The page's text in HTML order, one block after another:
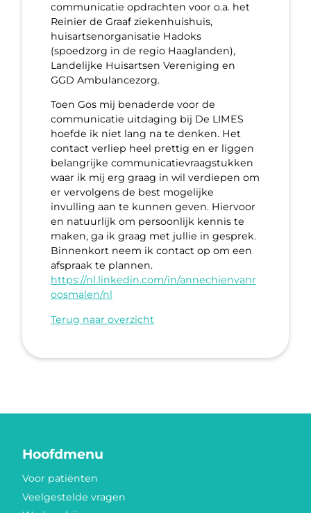
communicatie opdrachten voor o.a. het
Reinier de Graaf ziekenhuishuis,
huisartsenorganisatie Hadoks
(spoedzorg in de regio Haaglanden),
Landelijke Huisartsen Vereniging en
GGD Ambulancezorg.
Toen Gos mij benaderde voor de
communicatie uitdaging bij De LIMES
hoefde ik niet lang na te denken. Het
contact verliep heel prettig en er liggen
belangrijke communicatievraagstukken
waar ik mij erg graag in wil verdiepen om
er vervolgens de best mogelijke
invulling aan te kunnen geven. Hiervoor
en natuurlijk om persoonlijk kennis te
maken, ga ik graag met jullie in gesprek.
Binnenkort neem ik contact op om een
afspraak te plannen.
https://nl.linkedin.com/in/annechienvanr
oosmalen/nl
Terug naar overzicht
Hoofdmenu
Voor patiënten
Veelgestelde vragen